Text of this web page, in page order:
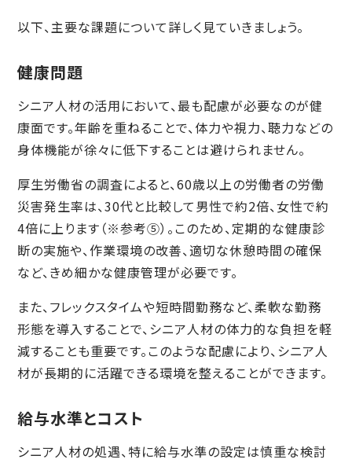
以下、主要な課題について詳しく見ていきましょう。
健康問題
シニア人材の活用において、最も配慮が必要なのが健
康面です。年齢を重ねることで、体力や視力、聴力などの
身体機能が徐々に低下することは避けられません。
厚生労働省の調査によると、60歳以上の労働者の労働
災害発生率は、30代と比較して男性で約2倍、女性で約
4倍に上ります（※参考⑤）。このため、定期的な健康診
断の実施や、作業環境の改善、適切な休憩時間の確保
など、きめ細かな健康管理が必要です。
また、フレックスタイムや短時間勤務など、柔軟な勤務
形態を導入することで、シニア人材の体力的な負担を軽
減することも重要です。このような配慮により、シニア人
材が長期的に活躍できる環境を整えることができます。
給与水準とコスト
シニア人材の処遇、特に給与水準の設定は慎重な検討